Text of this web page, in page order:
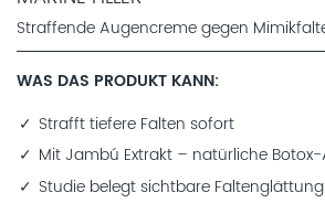
Straffende Augencreme gegen
WAS DAS PRODUKT KANN
Strafft tiefere Falten sofort
Mit Jambú Extrakt – natürliche
Studie belegt sichtbare